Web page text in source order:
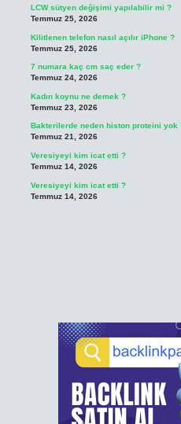
LCW sütyen değişimi yapılabilir mi ?
Temmuz 25, 2026
Kilitlenen telefon nasıl açılır iPhone ?
Temmuz 25, 2026
7 numara kaç cm saç eder ?
Temmuz 24, 2026
Kadın koynu ne demek ?
Temmuz 23, 2026
Bakterilerde neden histon proteini yok
Temmuz 21, 2026
Veresiyeyi kim icat etti ?
Temmuz 14, 2026
Veresiyeyi kim icat etti ?
Temmuz 14, 2026